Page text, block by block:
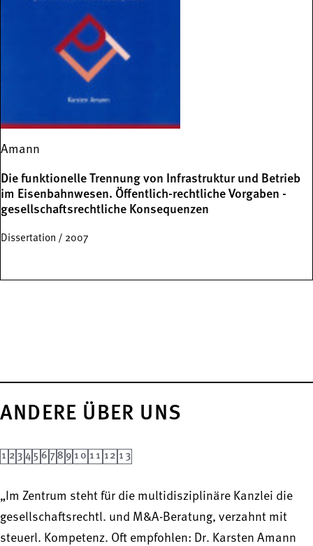
Amann
Die funktionelle Trennung von Infrastruktur und Betrieb
im Eisenbahnwesen. Öffentlich-rechtliche Vorgaben -
gesellschaftsrechtliche Konsequenzen
Dissertation / 2007
ANDERE ÜBER UNS
1 2 3 4 5 6 7 8 9 10 11 12 13
„Im Zentrum steht für die multidisziplinäre Kanzlei die
gesellschaftsrechtl. und M&A-Beratung, verzahnt mit
steuerl. Kompetenz. Oft empfohlen: Dr. Karsten Amann